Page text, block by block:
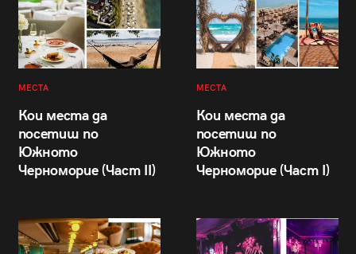
МЕСТА
Кои места да
посетиш по
Южното
Черноморие (Част II)
МЕСТА
Кои места да
посетиш по
Южното
Черноморие (Част I)